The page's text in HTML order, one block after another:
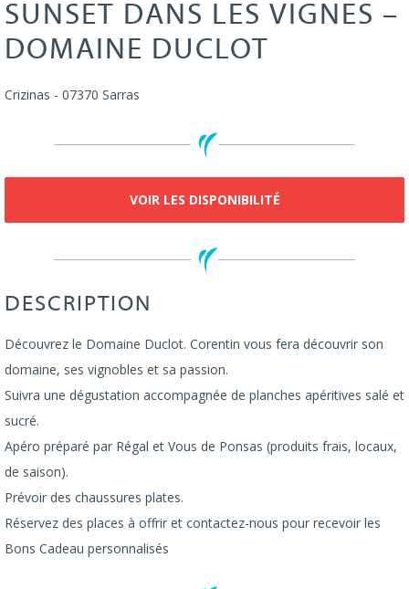
SUNSET DANS LES VIGNES –
DOMAINE DUCLOT
Crizinas - 07370 Sarras
VOIR LES DISPONIBILITÉ
DESCRIPTION
Découvrez le Domaine Duclot. Corentin vous fera découvrir son
domaine, ses vignobles et sa passion.
Suivra une dégustation accompagnée de planches apéritives salé et
sucré.
Apéro préparé par Régal et Vous de Ponsas (produits frais, locaux,
de saison).
Prévoir des chaussures plates.
Réservez des places à offrir et contactez-nous pour recevoir les
Bons Cadeau personnalisés